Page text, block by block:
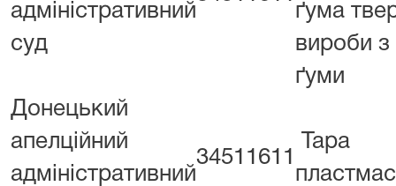
адміністративний
суд
ґума
вироби з
ґуми
Донецький
апелційний
адміністративний
34511611
Тара